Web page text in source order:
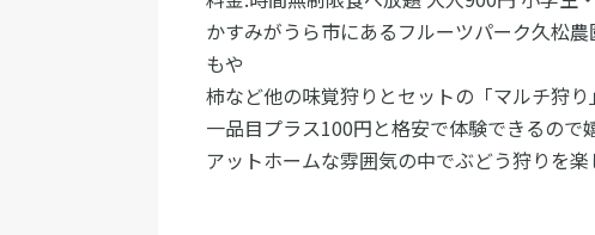
かすみがうら市にあるフルーツパーク久松
もや
柿など他の味覚狩りとセットの「マルチ狩り
一品目プラス100円と格安で体験できるので
アットホームな雰囲気の中でぶどう狩りを楽